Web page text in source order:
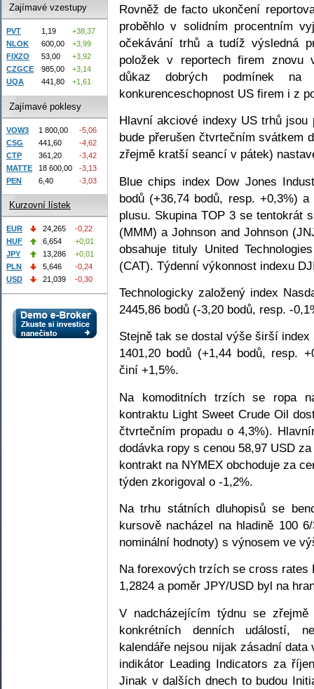
Rovněž de facto ukončení
proběhlo v solidním procentním
očekávání trhů a tudíž výsledná
položek v reportech firem znovu
důkaz dobrých podmínek na
konkurenceschopnost US firem i z
Hlavní akciové indexy US trhů jsou
bude přerušen čtvrtečním svátkem
zřejmě kratší seancí v pátek)
Blue chips index Dow Jones
bodů (+36,74 bodů, resp. +0,3%)
plusu. Skupina TOP 3 se tentokrát
(MMM) a Johnson and Johnson
obsahuje tituly United
(CAT). Týdenní výkonnost indexu
Technologicky založený index
2445,86 bodů (-3,20 bodů, resp. -
Stejně tak se dostal výše širší index
1401,20 bodů (+1,44 bodů, resp.
činí +1,5%.
Na komoditních trzích se ropa
kontraktu Light Sweet Crude Oil
čtvrtečním propadu o 4,3%).
dodávka ropy s cenou 58,97 USD
kontrakt na NYMEX obchoduje za
týden zkorigoval o -1,2%.
Na trhu státních dluhopisů se
kursově nacházel na hladině 100
nominální hodnoty) s výnosem ve
Na forexových trzích se cross rates
1,2824 a poměr JPY/USD byl na
V nadcházejícím týdnu se
konkrétních denních událostí,
kalendáře nejsou nijak zásadní
indikátor Leading Indicators za
Jinak v dalších dnech to budou
Zajímavé vzestupy
PVT 1,19
+38,37
NLOK
600,00
+3,99
FIXZO
53,00
+3,92
CZGCE
985,00
+3,14
UQA
441,80 +1,61
Zajímavé poklesy
VOW3 1 800,00
-5,06
CSG
441,60
-4,62
CTP
361,20
-3,42
MATTE
18 600,00
-3,13
PEN
6,40 -3,03
Kurzovní lístek
EUR 24,265
-0,22
HUF
6,654
+0,01
JPY
13,286
+0,01
PLN
5,646
-0,24
USD
21,039 -0,30